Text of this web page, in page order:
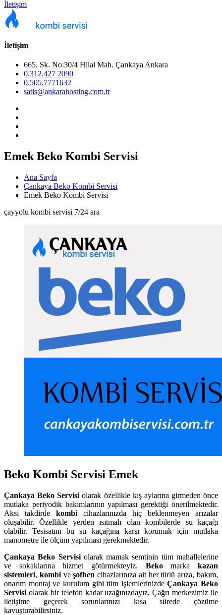
İletişim
İletişim
665. Sk. No:30/4 Hilal Mah. Çankaya Ankara
0.312.427 2090
0.505.7771632
satis@ankarahosting.com.tr
Emek Beko Kombi Servisi
Ana Sayfa
Çankaya Beko Kombi Servisi
Emek Beko Kombi Servisi
çayyolu kombi servisi 7/24 ara
Beko Kombi Servisi Emek
ÇankayaBeko Servisiolarak özellikle kış aylarına girmeden önce
mutlaka periyodik bakımlarının yapılması gerektiği önerilmektedir.
Aksi takdirde kombi cihazlarınızda hiç beklenmeyen arızalar
oluşabilir. Özellikle yerden ısıtmalı olan kombilerde su kaçağı
olabilir. Tesisatını bu su kaçağına karşı korumak için mutlaka
manometre ile ölçüm yapılması gerekmektedir.
ÇankayaBeko Servisi olarak mamak semtinin tüm mahallelerine
ve sokaklarına hizmet götürmekteyiz. Bekomarkakazan
sistemleri, kombi veşofben cihazlarınıza ait her türlü arıza, bakım,
onarım montaj ve kurulum gibi tüm işlemlerinizdeÇankaya Beko
Servisi olarak bir telefon kadar uzağınızdayız. Çağrı merkezimiz ile
iletişime geçerek sorunlarınızı kısa sürede çözüme
kavuşturabilirsiniz.